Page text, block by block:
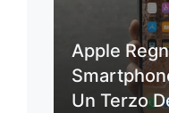
Apple
Un Terzo